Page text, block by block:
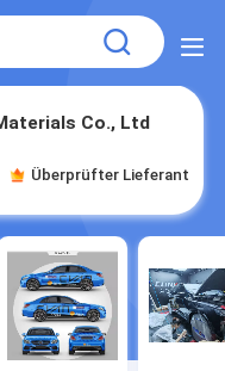
Co., Ltd
Überprüfter Lieferant